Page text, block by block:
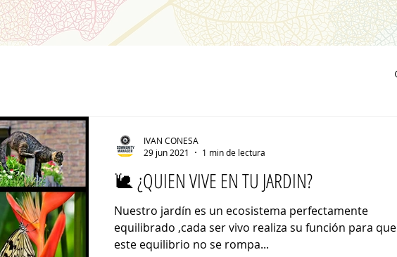
🐌 ¿QUIEN VIVE EN TU JARDIN?
Nuestro jardín es un ecosistema perfectamente
equilibrado ,cada ser vivo realiza su función para que
este equilibrio no se rompa...
IVAN CONESA
29 jun 2021
1 min de lectura